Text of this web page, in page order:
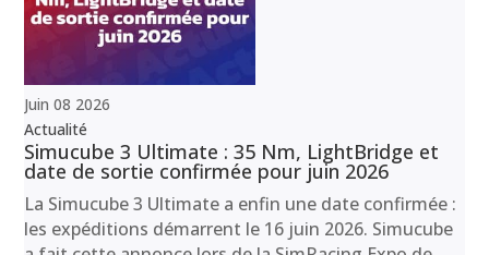
Juin 08 2026
Actualité
Simucube 3 Ultimate : 35 Nm, LightBridge et
date de sortie confirmée pour juin 2026
La Simucube 3 Ultimate a enfin une date confirmée :
les expéditions démarrent le 16 juin 2026. Simucube